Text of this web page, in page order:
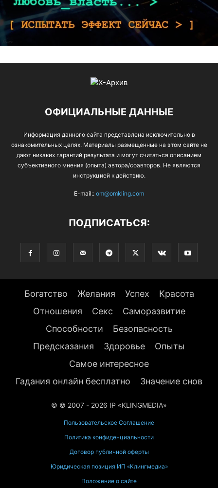
ОФИЦИАЛЬНЫЕ ДАННЫЕ
Информация данного сайта представлена исключительно в
ознакомительных целях. Материалы размещенные на этом сайте не
дают никаких гарантий результата и могут считаться описанием
субъективного мнения (опыта) автора/соавторов. Не являются
инструкцией к действию.
E-mail:: om@omkling.com
ПОДПИСАТЬСЯ:
Богатство Желания Успех
Красота
Отношения
Секс
Саморазвитие
Способности
Безопасность
Предсказания
Здоровье
Опыты
Самое интересное
Гадания онлайн бесплатно
Значение снов
© © 2007 - 2026 IP «KLINGMEDIA»
Пользовательское Соглашение
Политика конфиденциальности
Договор публичной оферты
Юридическая позиция ИП «Клингмедиа»
Положение о сайте